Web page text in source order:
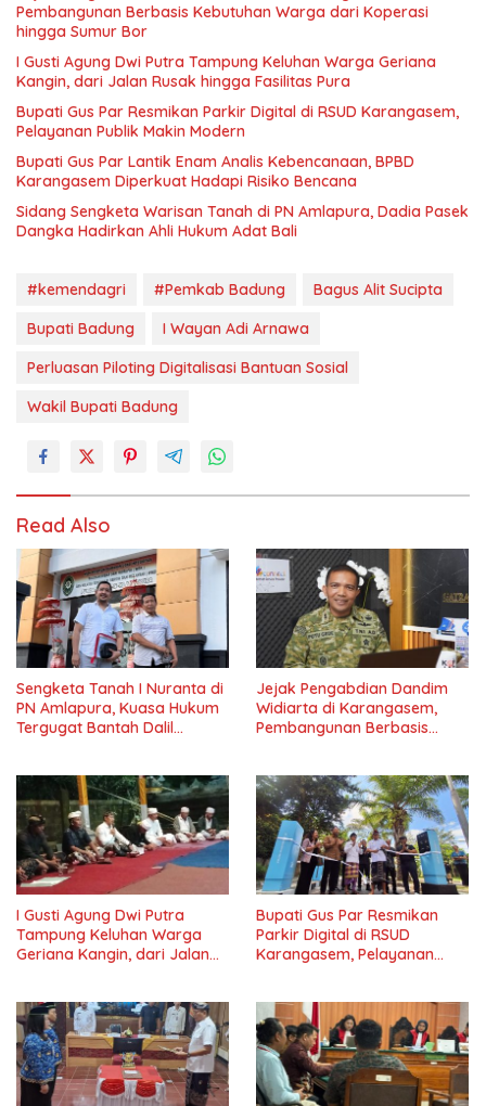
Pembangunan Berbasis Kebutuhan Warga dari Koperasi
hingga Sumur Bor
I Gusti Agung Dwi Putra Tampung Keluhan Warga Geriana
Kangin, dari Jalan Rusak hingga Fasilitas Pura
Bupati Gus Par Resmikan Parkir Digital di RSUD Karangasem,
Pelayanan Publik Makin Modern
Bupati Gus Par Lantik Enam Analis Kebencanaan, BPBD
Karangasem Diperkuat Hadapi Risiko Bencana
Sidang Sengketa Warisan Tanah di PN Amlapura, Dadia Pasek
Dangka Hadirkan Ahli Hukum Adat Bali
#kemendagri #Pemkab Badung
Bagus Alit Sucipta
Bupati Badung
I Wayan Adi Arnawa
Perluasan Piloting Digitalisasi Bantuan Sosial
Wakil Bupati Badung
Read Also
Sengketa Tanah I Nuranta di
PN Amlapura, Kuasa Hukum
Tergugat Bantah Dalil
Jejak Pengabdian Dandim
Widiarta di Karangasem,
Pembangunan Berbasis
I Gusti Agung Dwi Putra
Tampung Keluhan Warga
Geriana Kangin, dari Jalan
Bupati Gus Par Resmikan
Parkir Digital di RSUD
Karangasem, Pelayanan